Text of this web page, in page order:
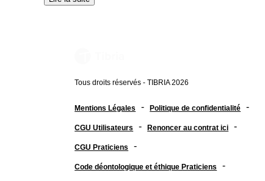
Tous droits réservés - TIBRIA 2026
Mentions Légales - Politique de confidentialité -
CGU Utilisateurs - Renoncer au contrat ici -
CGU Praticiens -
Code déontologique et éthique Praticiens
-